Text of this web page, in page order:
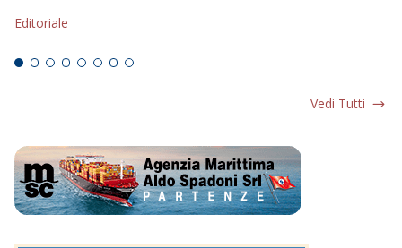
Editoriale
Vedi Tutti